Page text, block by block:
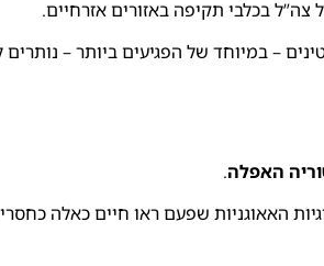
בכלבי תקיפה באזורים אזרחיים.
– במיוחד של הפגיעים ביותר – נותרים
האפלה.
האאוגניות שפעם ראו חיים כאלה